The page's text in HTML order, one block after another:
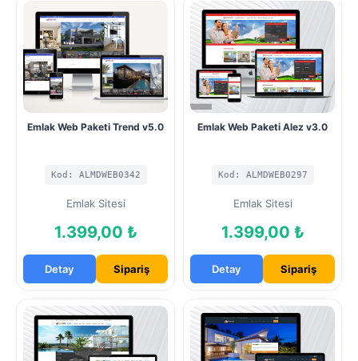
Emlak Web Paketi Trend v5.0
Kod: ALMDWEB0342
Emlak Sitesi
1.399,00 ₺
Detay Sipariş
Emlak Web Paketi Alez v3.0
Kod: ALMDWEB0297
Emlak Sitesi
1.399,00 ₺
Detay Sipariş